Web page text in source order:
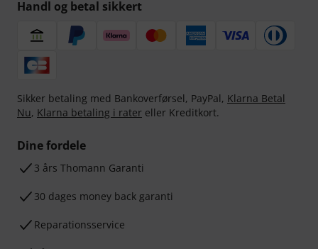
Handl og betal sikkert
Sikker betaling med Bankoverførsel, PayPal, Klarna Betal
Nu, Klarna betaling i rater eller Kreditkort.
Dine fordele
3 års Thomann Garanti
30 dages money back garanti
Reparationsservice